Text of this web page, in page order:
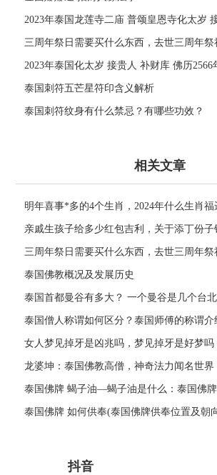
2023年泰国龙莲寺二庙 普颂皇恩寺化太岁
2566年
三周年祭日需要买什么东西，去世三周年祭
2023年泰国化太岁 接贵人 补财库 佛历2566
泰国刺符五芒星符印含义解析
泰国刺符纹身有什么禁忌？有哪些功效？
相关文章
明年喜事*多的4个生肖，2024年什么生肖
亲戚生孩子给多少红包吉利，关于添丁份子
三周年祭日需要买什么东西，去世三周年祭
泰国佛教概况及发展历史
泰国首都曼谷有多大？ 一个曼谷是几个台
积与各大城市比较
泰国僧人称谓如何区分？泰国师傅的称谓介
女人梦见掉牙是凶兆吗，梦见掉牙是好梦吗
龙婆坤：泰国佛教高僧，神奇法力闻名世
导师
泰国佛牌 蝎子油—蝎子油是什么：泰国佛
量
泰国佛牌 如何供奉(泰国佛牌供奉位置及朝
抖音